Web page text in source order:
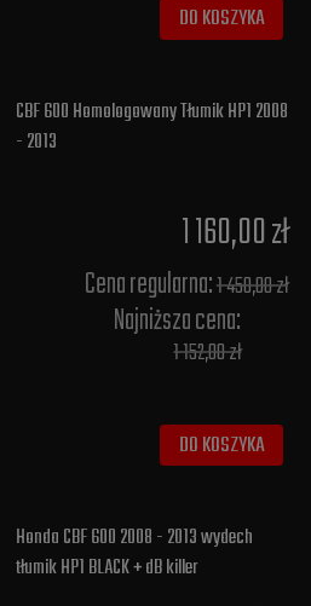
DO KOSZYKA
CBF 600 Homologowany Tłumik HP1 2008
- 2013
1 160,00 zł
Cena regularna:1 450,00 zł
Najniższa cena:
1 152,00 zł
DO KOSZYKA
Honda CBF 600 2008 - 2013 wydech
tłumik HP1 BLACK + dB killer